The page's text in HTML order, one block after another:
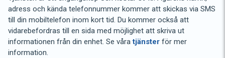
adress och kända telefonnummer kommer att skickas via SMS
till din mobiltelefon inom kort tid. Du kommer också att
vidarebefordras till en sida med möjlighet att skriva ut
informationen från din enhet. Se våratjänster för mer
information.